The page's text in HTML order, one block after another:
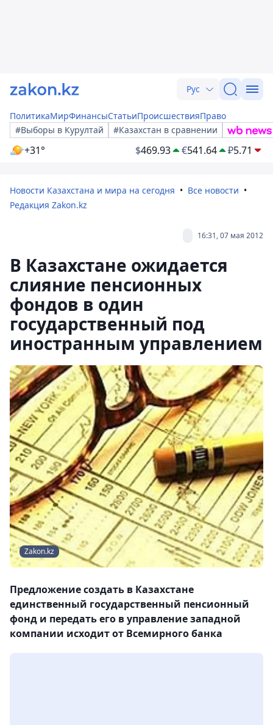
Рус
ПолитикаМирФинансыСтатьиПроисшествияПраво
#Выборы в Курултай
#Казахстан в сравнении
+31° $469.93 €541.64 ₽5.71
Новости Казахстана и мира на сегодня
Все новости
Редакция Zakon.kz
16:31, 07 мая 2012
В Казахстане ожидается
слияние пенсионных
фондов в один
государственный под
иностранным управлением
Zakon.kz
Предложение создать в Казахстане
единственный государственный пенсионный
фонд и передать его в управление западной
компании исходит от Всемирного банка